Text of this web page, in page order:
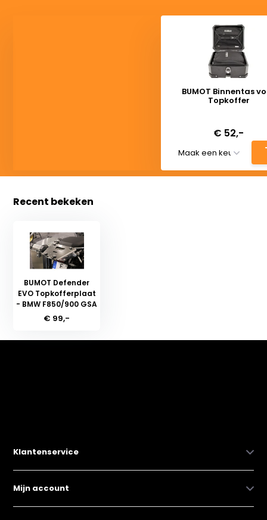
BUMOT Binnentas
Topkoffer
€ 52,-
Recent bekeken
BUMOT Defender
EVO Topkofferplaat
- BMW F850/900 GSA
€ 99,-
Klantenservice
Mijn account